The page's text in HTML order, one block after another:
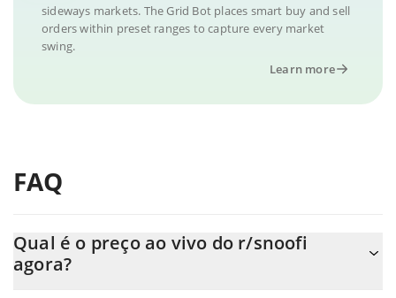
sideways markets. The Grid Bot places smart buy and sell
orders within preset ranges to capture every market
swing.
Learn more
FAQ
Qual é o preço ao vivo do r/snoofi
agora?